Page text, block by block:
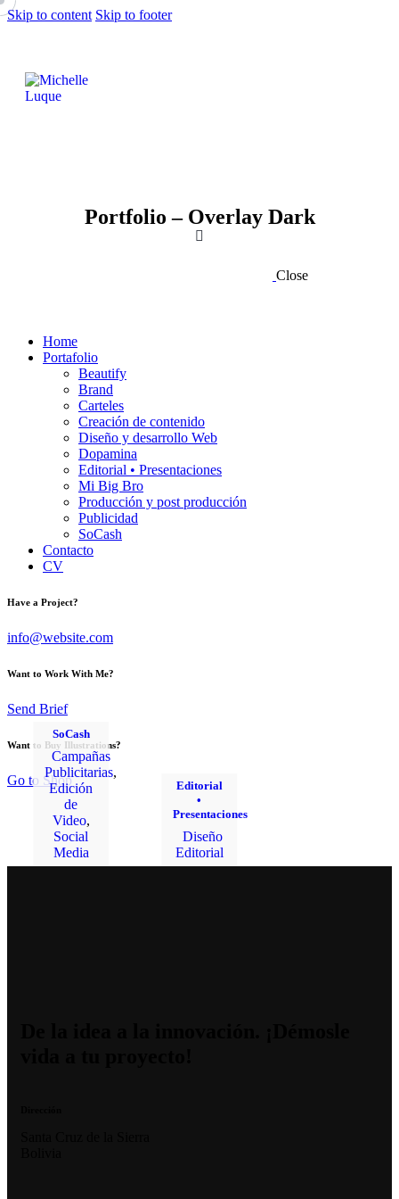
Skip to content Skip to footer
Portfolio – Overlay Dark
Close
Home
Portafolio
Beautify
Brand
Carteles
Creación de contenido
Diseño y desarrollo Web
Dopamina
Editorial • Presentaciones
Mi Big Bro
Producción y post producción
Publicidad
SoCash
Contacto
CV
Have a Project?
info@website.com
Want to Work With Me?
Send Brief
Want to Buy Illustrations?
Go to Shop
SoCash
Campañas
Publicitarias,
Edición
de
Video,
Social
Media
Editorial
•
Presentaciones
Diseño
Editorial